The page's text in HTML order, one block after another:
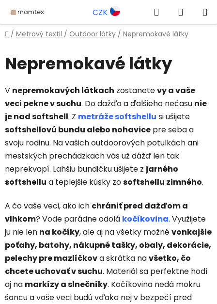
na
obsah
CZK Hľadať
KOŠÍK
Domov
/ Metrový textil / Outdoor látky / Nepremokavé látky
Nepremokavé látky
V nepremokavých látkach zostanetevy a vaše
veci pekne v suchu. Do dažďa a ďalšieho nečasu nie
je nad softshell. Z metráže softshellu si ušijete
softshellovú bundu alebo nohavice pre seba a
svoju rodinu. Na vašich outdoorových potulkách ani
mestských prechádzkach vás už dážď len tak
neprekvapí. Lahšiu bundičku ušijete z jarného
softshellu a teplejšie kúsky zosoftshellu zimného.
A čo vaše veci, ako ich chrániť pred dažďom a
vlhkom? Vode parádne odolá kočíkovina. Využijete
ju nie len na kočíky, ale aj na všetky možnévonkajšie
poťahy, batohy, nákupné tašky, obaly, dekorácie,
pelechy pre mazlíčkova skrátka navšetko, čo
chcete uchovať v suchu. Materiál sa perfektne hodí
aj na markízy a slnečníky. Kočíkovina nedá mokru
šancu a vaše veci budú vďaka nej v bezpečí pred